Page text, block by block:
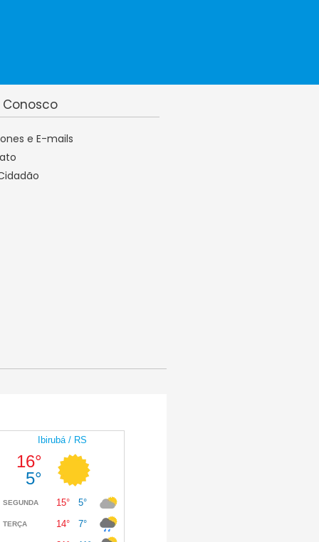
Conosco
e E-mails